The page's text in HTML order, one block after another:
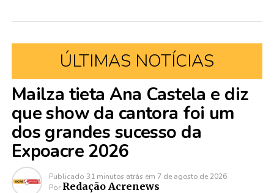
ÚLTIMAS NOTÍCIAS
Mailza tieta Ana Castela e diz
que show da cantora foi um
dos grandes sucesso da
Expoacre 2026
Publicado 31 minutos atrás em 7 de agosto de 2026
Por Redação Acrenews